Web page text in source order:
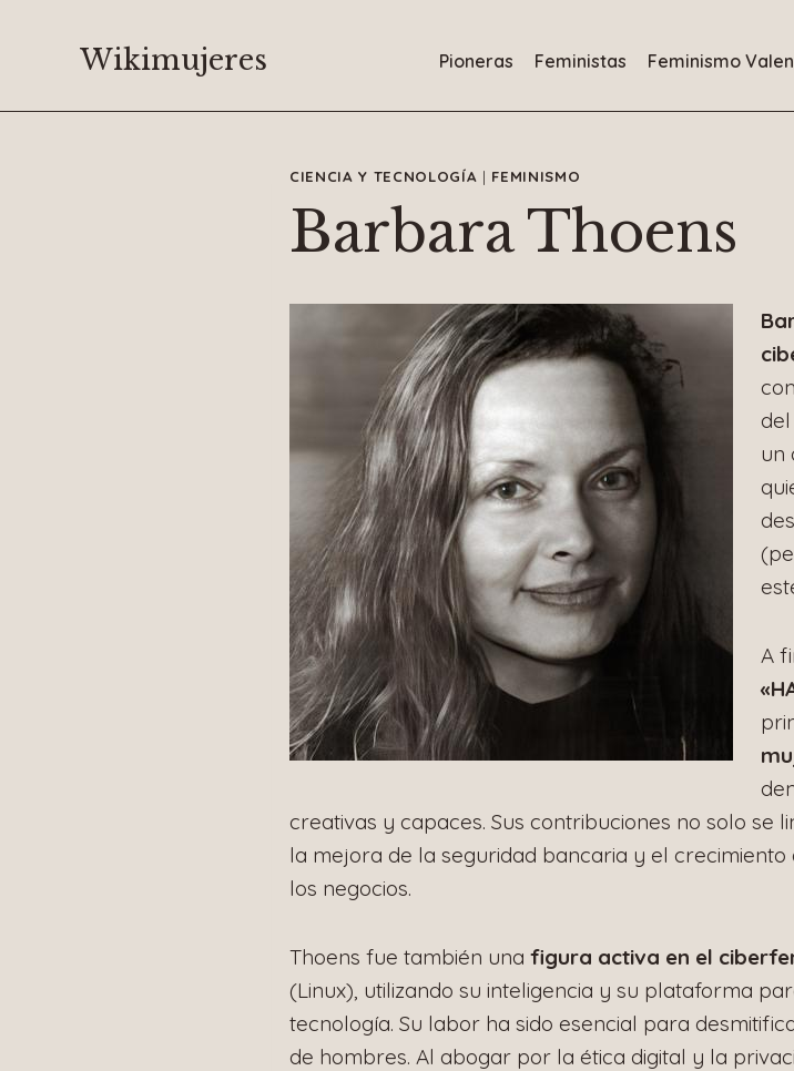
Wikimujeres Pioneras Feministas Feminismo
CIENCIA Y TECNOLOGÍA | FEMINISMO
Barbara Thoens
un
A
creativas y capaces. Sus contribuciones no solo se
la mejora de la seguridad bancaria y el
los negocios.
Thoens fue también una figura activa en el
(Linux), utilizando su inteligencia y su plataforma
tecnología. Su labor ha sido esencial para
de hombres. Al abogar por la ética digital y la